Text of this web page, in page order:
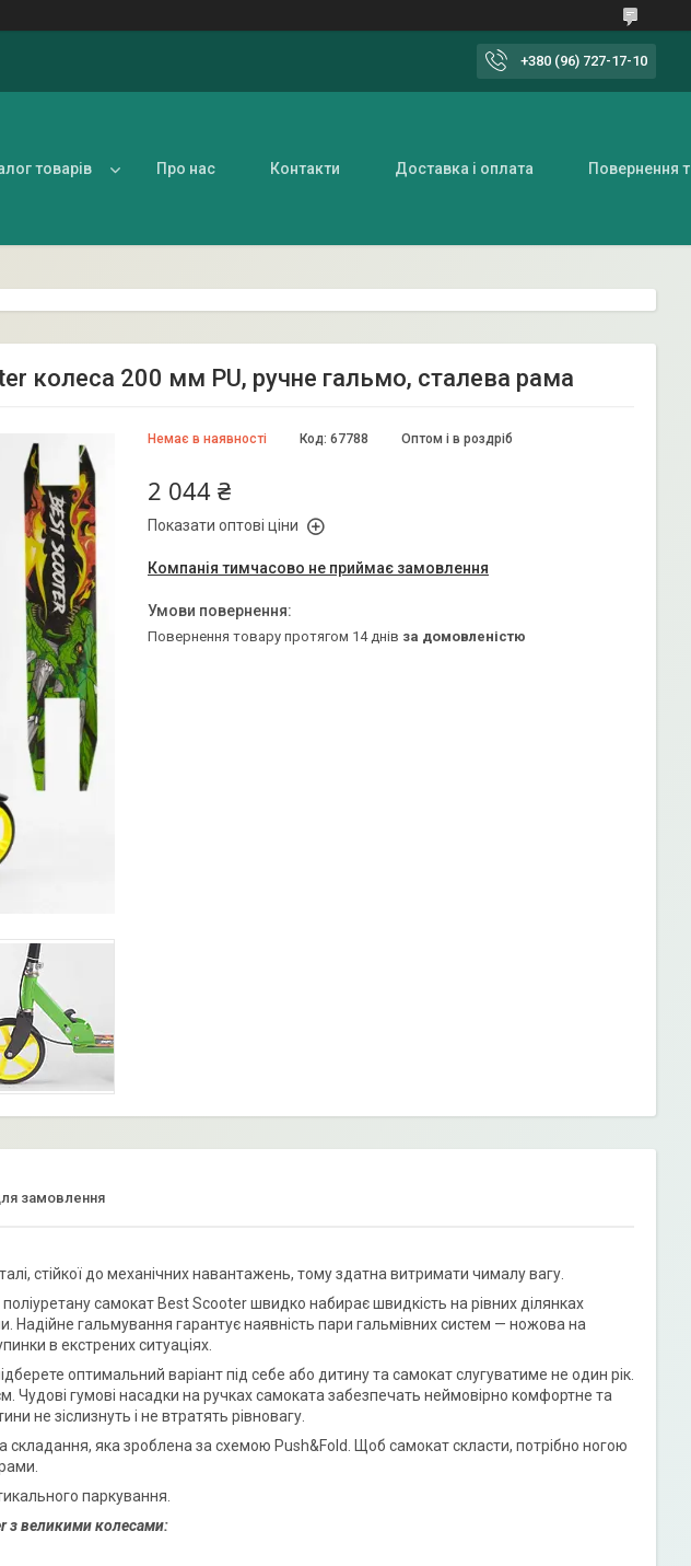
+380 (96) 727-17-10
товарів Про нас Контакти Доставка і оплата Повернення
колеса 200 мм PU, ручне гальмо, сталева рама
Немає в наявності Оптом і в роздріб
Код: 67788
2 044 ₴
Показати оптові ціни
Компанія тимчасово не приймає замовлення
повернення товару протягом 14 днів за домовленістю
замовлення
стійкої до механічних навантажень, тому здатна витримати чималу вагу.
самокат Best Scooter швидко набирає швидкість на рівних ділянках
Надійне гальмування гарантує наявність пари гальмівних систем — ножова на
в екстрених ситуаціях.
оптимальний варіант під себе або дитину та самокат слугуватиме не один рік.
Чудові гумові насадки на ручках самоката забезпечать неймовірно комфортне та
не зіслизнуть і не втратять рівновагу.
складання, яка зроблена за схемою Push&Fold. Щоб самокат скласти, потрібно ногою
паркування.
з великими колесами: